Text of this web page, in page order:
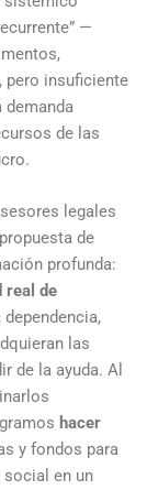
—
pero insuficiente
demanda
de las
legales
de
profunda:
real de
las
de la ayuda. Al
hacer
y fondos para
en un